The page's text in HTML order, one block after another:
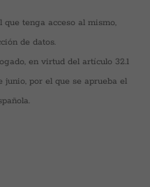
que tenga acceso al mismo,
de datos.
en virtud del artículo 32.1
junio, por el que se aprueba el